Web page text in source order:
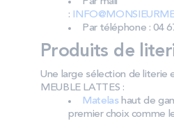
:
Par téléphone : 04
Produits de
Une large sélection de literie
MEUBLE LATTES :
Matelashaut de
premier choix comme